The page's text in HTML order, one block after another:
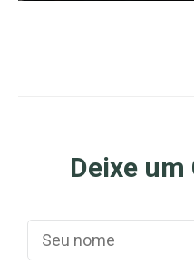
Deixe